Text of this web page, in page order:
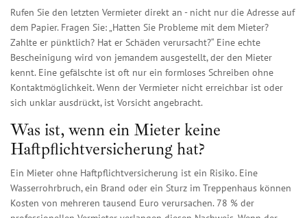
Rufen Sie den letzten Vermieter direkt an - nicht nur die Adresse auf
dem Papier. Fragen Sie: „Hatten Sie Probleme mit dem Mieter?
Zahlte er pünktlich? Hat er Schäden verursacht?“ Eine echte
Bescheinigung wird von jemandem ausgestellt, der den Mieter
kennt. Eine gefälschte ist oft nur ein formloses Schreiben ohne
Kontaktmöglichkeit. Wenn der Vermieter nicht erreichbar ist oder
sich unklar ausdrückt, ist Vorsicht angebracht.
Was ist, wenn ein Mieter keine
Haftpflichtversicherung hat?
Ein Mieter ohne Haftpflichtversicherung ist ein Risiko. Eine
Wasserrohrbruch, ein Brand oder ein Sturz im Treppenhaus können
Kosten von mehreren tausend Euro verursachen. 78 % der